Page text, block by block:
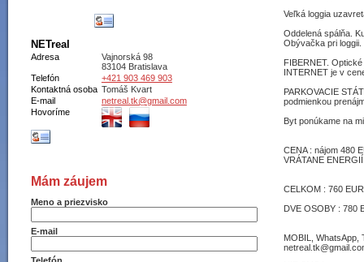
NETreal
Adresa
Vajnorská 98
83104 Bratislava
Telefón
+421 903 469 903
Kontaktná osoba Tomáš Kvart
E-mail
netreal.tk@gmail.com
Hovoríme
Mám záujem
Meno a priezvisko
E-mail
Veľká loggia
Oddelená spálňa.
Obývačka pri
FIBERNET.
INTERNET je v
PARKOVACIE
podmienkou
Byt ponúkame na
CENA : nájom 480
VRÁTANE
CELKOM : 760
DVE OSOBY : 780
MOBIL, WhatsApp,